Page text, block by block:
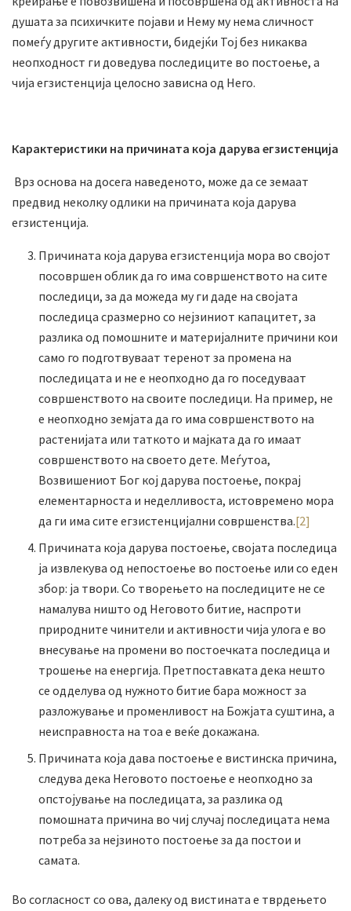
душата за психичките појави и Нему му нема сличност
помеѓу другите активности, бидејќи Тој без никаква
неопходност ги доведува последиците во постоење, а
чија егзистенција целосно зависна од Него.
Карактеристики на причината која дарува егзистенција
Врз основа на досега наведеното, може да се земаат
предвид неколку одлики на причината која дарува
егзистенција.
Причината која дарува егзистенција мора во својот
посовршен облик да го има совршенството на сите
последици, за да можеда му ги даде на својата
последица сразмерно со нејзиниот капацитет, за
разлика од помошните и материјалните причини кои
само го подготвуваат теренот за промена на
последицата и не е неопходно да го поседуваат
совршенството на своите последици. На пример, не
е неопходно земјата да го има совршенството на
растенијата или таткото и мајката да го имаат
совршенството на своето дете. Меѓутоа,
Возвишениот Бог кој дарува постоење, покрај
елементарноста и неделливоста, истовремено мора
да ги има сите егзистенцијални совршенства.[2]
Причината која дарува постоење, својата последица
ја извлекува од непостоење во постоење или со еден
збор: ја твори. Со творењето на последиците не се
намалува ништо од Неговото битие, наспроти
природните чинители и активности чија улога е во
внесување на промени во постоечката последица и
трошење на енергија. Претпоставката дека нешто
се одделува од нужното битие бара можност за
разложување и променливост на Божјата суштина, а
неисправноста на тоа е веќе докажана.
Причината која дава постоење е вистинска причина,
следува дека Неговото постоење е неопходно за
опстојување на последицата, за разлика од
помошната причина во чиј случај последицата нема
потреба за нејзиното постоење за да постои и
самата.
Во согласност со ова, далеку од вистината е тврдењето